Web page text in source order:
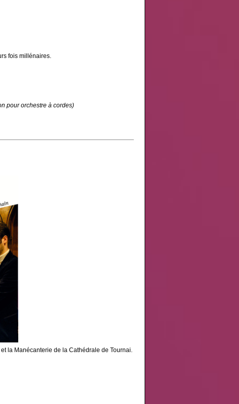
fois millénaires.
pour orchestre à cordes)
la Manécanterie de la Cathédrale de Tournai.